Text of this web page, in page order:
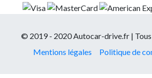
© 2019 - 2020 Autocar-drive.fr |
Mentions légales
Politique de